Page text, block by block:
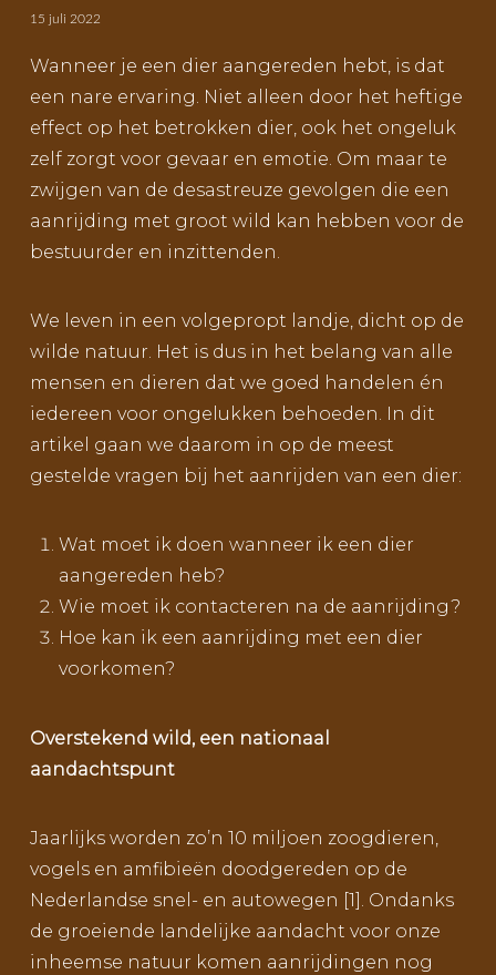
15 juli 2022
Wanneer je een dier aangereden hebt, is dat
een nare ervaring. Niet alleen door het heftige
effect op het betrokken dier, ook het ongeluk
zelf zorgt voor gevaar en emotie. Om maar te
zwijgen van de desastreuze gevolgen die een
aanrijding met groot wild kan hebben voor de
bestuurder en inzittenden.
We leven in een volgepropt landje, dicht op de
wilde natuur. Het is dus in het belang van alle
mensen en dieren dat we goed handelen én
iedereen voor ongelukken behoeden. In dit
artikel gaan we daarom in op de meest
gestelde vragen bij het aanrijden van een dier:
Wat moet ik doen wanneer ik een dier
aangereden heb?
Wie moet ik contacteren na de aanrijding?
Hoe kan ik een aanrijding met een dier
voorkomen?
Overstekend wild, een nationaal
aandachtspunt
Jaarlijks worden zo’n 10 miljoen zoogdieren,
vogels en amfibieën doodgereden op de
Nederlandse snel- en autowegen [1]. Ondanks
de groeiende landelijke aandacht voor onze
inheemse natuur komen aanrijdingen nog